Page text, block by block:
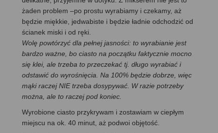
żaden problem –po prostu wyrabiamy i czekamy, aż
będzie miękkie, jedwabiste i będzie ładnie odchodzić od
ścianek miski i od ręki.
Wolę powtórzyć dla pełnej jasności: to wyrabianie jest
bardzo ważne, bo ciasto na początku faktycznie mocno
się klei, ale trzeba to przeczekać tj. długo wyrabiać i
odstawić do wyrośnięcia. Na 100% będzie dobrze, więc
mąki raczej NIE trzeba dosypywać. W razie potrzeby
można, ale to raczej pod koniec.
Wyrobione ciasto przykrywam i zostawiam w ciepłym
miejscu na ok. 40 minut, aż podwoi objętość.